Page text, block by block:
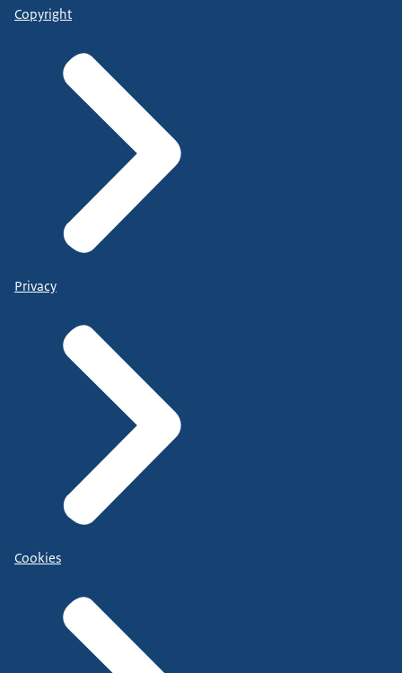
Copyright
Privacy
Cookies